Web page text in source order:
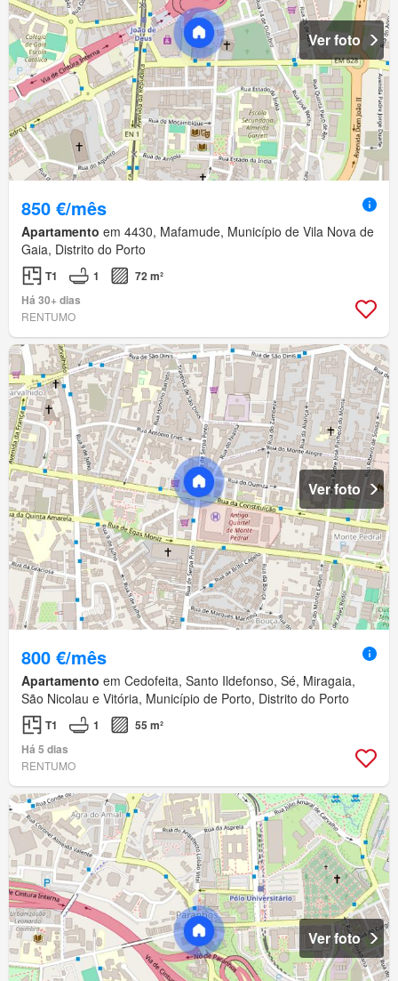
Ver foto
850 €/mês
Apartamento em 4430, Mafamude, Município de Vila Nova de
Gaia, Distrito do Porto
T1 1
72 m²
Há 30+ dias
RENTUMO
Ver foto
800 €/mês
Apartamento em Cedofeita, Santo Ildefonso, Sé, Miragaia,
São Nicolau e Vitória, Município de Porto, Distrito do Porto
T1 1
55 m²
Há 5 dias
RENTUMO
Ver foto